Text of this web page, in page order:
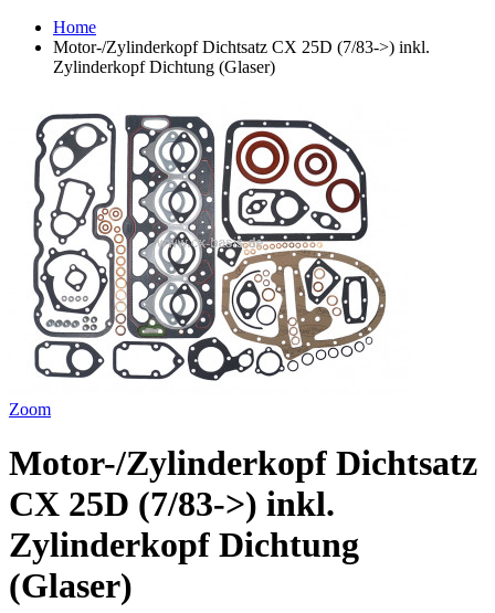
Home
Motor-/Zylinderkopf Dichtsatz CX 25D (7/83->) inkl.
Zylinderkopf Dichtung (Glaser)
Zoom
Motor-/Zylinderkopf Dichtsatz
CX 25D (7/83->) inkl.
Zylinderkopf Dichtung
(Glaser)